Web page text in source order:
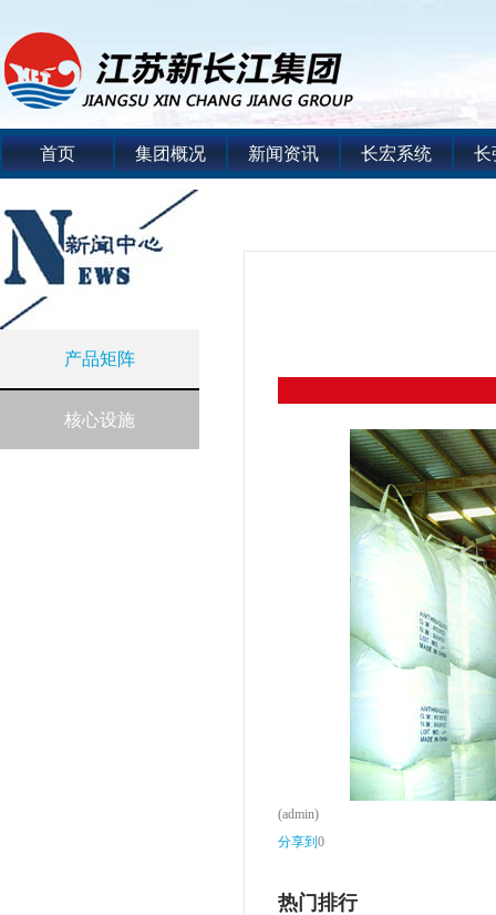
首页 集团概况 新闻资讯 长宏系统 长
产品矩阵
核心设施
(admin)
分享到 0
热门排行